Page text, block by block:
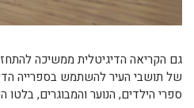
גם הקריאה הדיגיטלית ממשיכה
של תושבי העיר להשתמש בספרייה
ספרי הילדים, הנוער והמבוגרים,